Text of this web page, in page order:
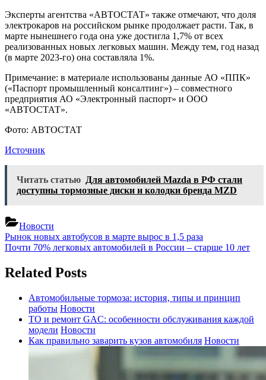
Эксперты агентства «АВТОСТАТ» также отмечают, что доля
электрокаров на российском рынке продолжает расти. Так, в
марте нынешнего года она уже достигла 1,7% от всех
реализованных новых легковых машин. Между тем, год назад
(в марте 2023-го) она составляла 1%.
Примечание: в материале использованы данные АО «ППК»
(«Паспорт промышленный консалтинг») – совместного
предприятия АО «Электронный паспорт» и ООО
«АВТОСТАТ».
Фото: АВТОСТАТ
Источник
Читать статью Для автомобилей Mazda в РФ стали
доступны тормозные диски и колодки бренда MZD
Новости
Навигация
по
записям
Previous
Post:
Рынок новых автобусов в марте вырос в 1,5 раза
Next
Почти 70% легковых автомобилей в России – старше 10 лет
Related Posts
Автомобильные тормоза: история‚ типы и принцип
работы Новости
ТО и ремонт GAC: особенности обслуживания каждой
модели Новости
Как правильно заварить кузов автомобиля Новости